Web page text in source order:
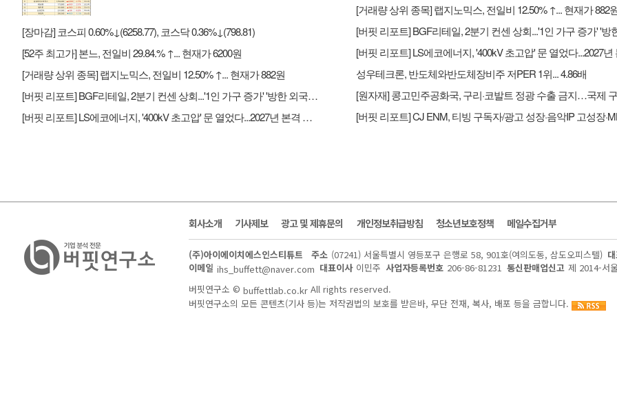
[장마감] 코스피 0.60%↓(6258.77), 코스닥 0.36%↓(798.81)
[52주 최고가] 본느, 전일비 29.84.% ↑... 현재가 6200원
[거래량 상위 종목] 랩지노믹스, 전일비 12.50% ↑... 현재가 882원
[버핏 리포트] BGF리테일, 2분기 컨센 상회...'1인 가구 증가' '방한 외국인 소비 확대' 구조적 수혜 전망 - 흥국
[버핏 리포트] LS에코에너지, '400kV 초고압' 문 열었다...2027년 본격 수혜 기대 - IBK
[거래량 상위 종목] 랩지노믹스, 전일비 12.50% ↑... 현재가 882
성우테크론, 반도체와반도체장비주 저PER 1위... 4.86배
회사소개 기사제보 광고 및 제휴문의 개인정보취급방침 청소년보호정책 메일수집거부
(주)아이에이치에스인스티튜트 주소 (07241) 서울특별시 영등포구 은행로 58, 901호(여의도동, 삼도오피스텔)
이메일 ihs_buffett@naver.com 대표이사 이민주 사업자등록번호 206-86-81231 통신판매업신고 제 2014-서
버핏연구소 © buffettlab.co.kr All rights reserved.
버핏연구소의 모든 콘텐츠(기사 등)는 저작권법의 보호를 받은바, 무단 전재, 복사, 배포 등을 금합니다.